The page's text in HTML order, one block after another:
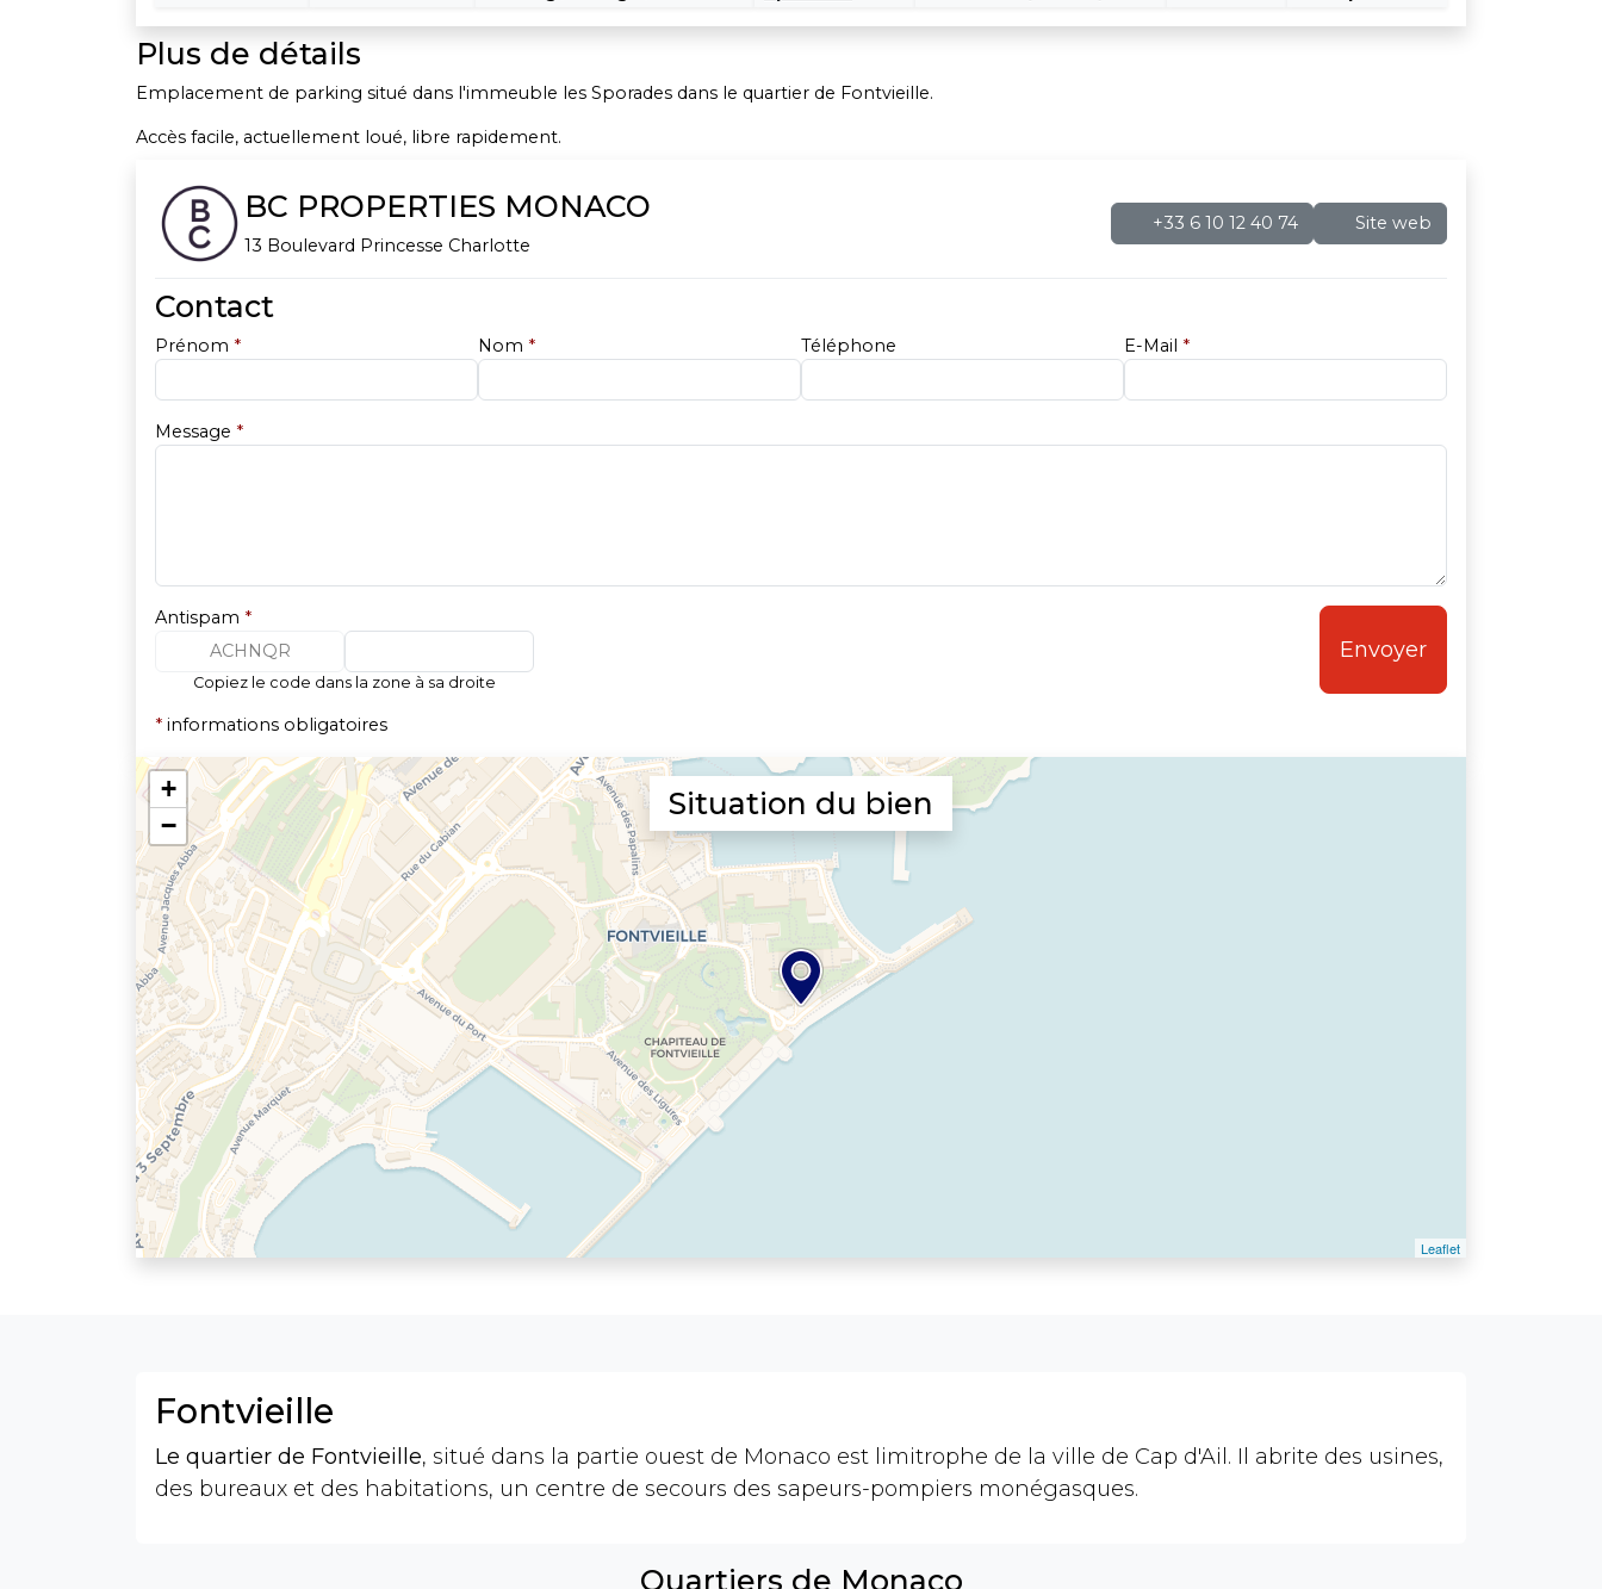
Plus de détails
Emplacement de parking situé dans l'immeuble les Sporades dans le quartier de Fontvieille.
Accès facile, actuellement loué, libre rapidement.
BC PROPERTIES MONACO
13 Boulevard Princesse Charlotte
+33 6 10 12 40 74 Site web
Contact
Prénom * Nom * Téléphone E-Mail *
Message *
Antispam *
ACHNQR
Copiez le code dans la zone à sa droite
Envoyer
* informations obligatoires
Situation du bien
Fontvieille
Le quartier de Fontvieille, situé dans la partie ouest de Monaco est limitrophe de la ville de Cap d'Ail. Il abrite des usines,
des bureaux et des habitations, un centre de secours des sapeurs-pompiers monégasques.
Quartiers de Monaco